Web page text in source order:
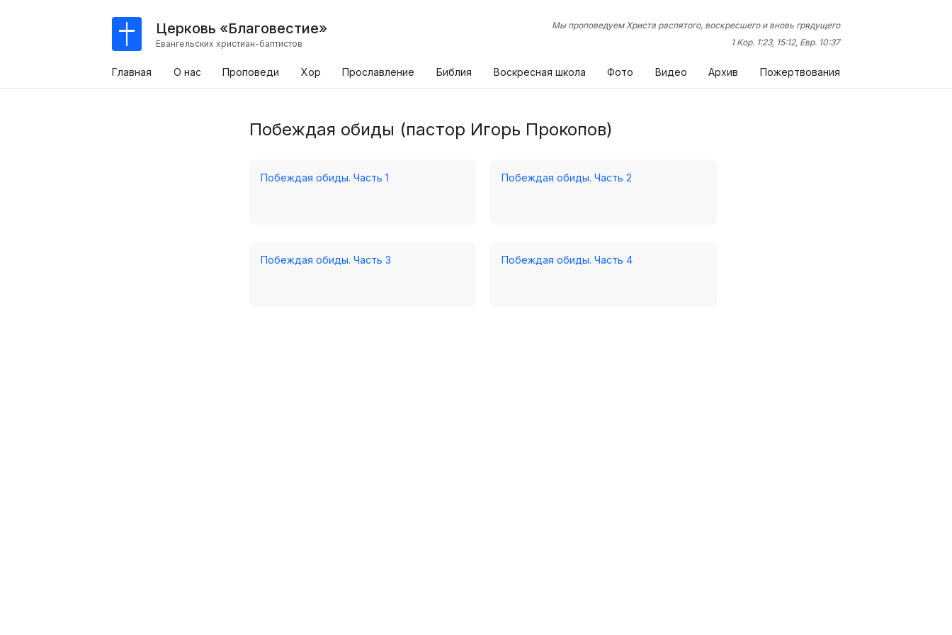
Церковь «Благовестие»
Евангельских христиан-баптистов
Мы проповедуем Христа распятого, воскресшего и вновь грядущего
1 Кор. 1:23, 15:12, Евр. 10:37
Главная О нас Проповеди Хор Прославление Библия Воскресная школа Фото Видео Архив Пожертвования
Побеждая обиды (пастор Игорь Прокопов)
Побеждая обиды. Часть 1 Побеждая обиды. Часть 2
Побеждая обиды. Часть 3 Побеждая обиды. Часть 4